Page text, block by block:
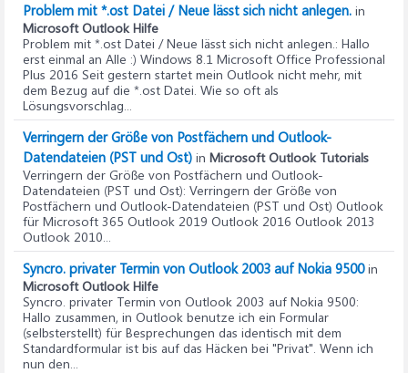
Problem mit *.ost Datei / Neue lässt sich nicht anlegen. in
Microsoft Outlook Hilfe
Problem mit *.ost Datei / Neue lässt sich nicht anlegen.: Hallo
erst einmal an Alle :) Windows 8.1 Microsoft Office Professional
Plus 2016 Seit gestern startet mein Outlook nicht mehr, mit
dem Bezug auf die *.ost Datei. Wie so oft als
Lösungsvorschlag...
Verringern der Größe von Postfächern und Outlook-
Datendateien (PST und Ost) in Microsoft Outlook Tutorials
Verringern der Größe von Postfächern und Outlook-
Datendateien (PST und Ost): Verringern der Größe von
Postfächern und Outlook-Datendateien (PST und Ost) Outlook
für Microsoft 365 Outlook 2019 Outlook 2016 Outlook 2013
Outlook 2010...
Syncro. privater Termin von Outlook 2003 auf Nokia 9500in
Microsoft Outlook Hilfe
Syncro. privater Termin von Outlook 2003 auf Nokia 9500:
Hallo zusammen, in Outlook benutze ich ein Formular
(selbsterstellt) für Besprechungen das identisch mit dem
Standardformular ist bis auf das Häcken bei "Privat". Wenn ich
nun den...